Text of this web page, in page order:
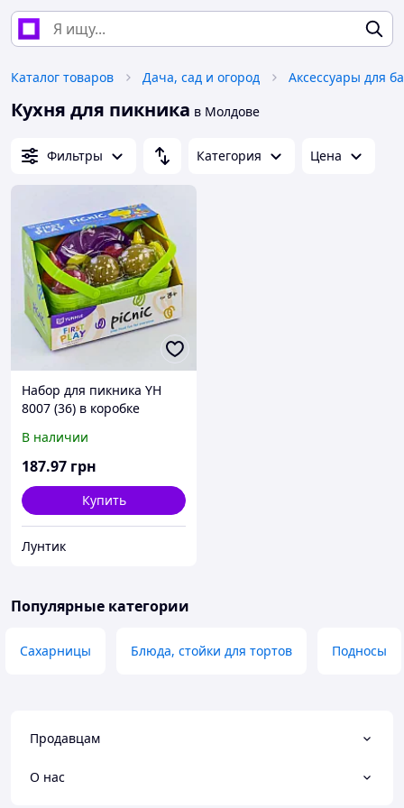
Каталог товаров Дача, сад и огород Аксессуары для
Кухня для пикника в Молдове
Фильтры Категория Цена
Набор для пикника YH
8007 (36) в коробке
В наличии
187.97 грн
Купить
Лунтик
Популярные категории
Сахарницы Блюда, стойки для тортов Подносы
Продавцам
О нас